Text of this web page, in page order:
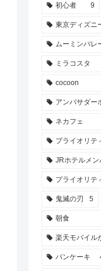
初心者 9
東京ディズニ
ムーミンバレ
ミラコスタ
cocoon
アンバサダー
ネカフェ
プライオリテ
JRホテルメン
プライオリテ
鬼滅の刃 5
朝食
楽天モバイル
パンケーキ